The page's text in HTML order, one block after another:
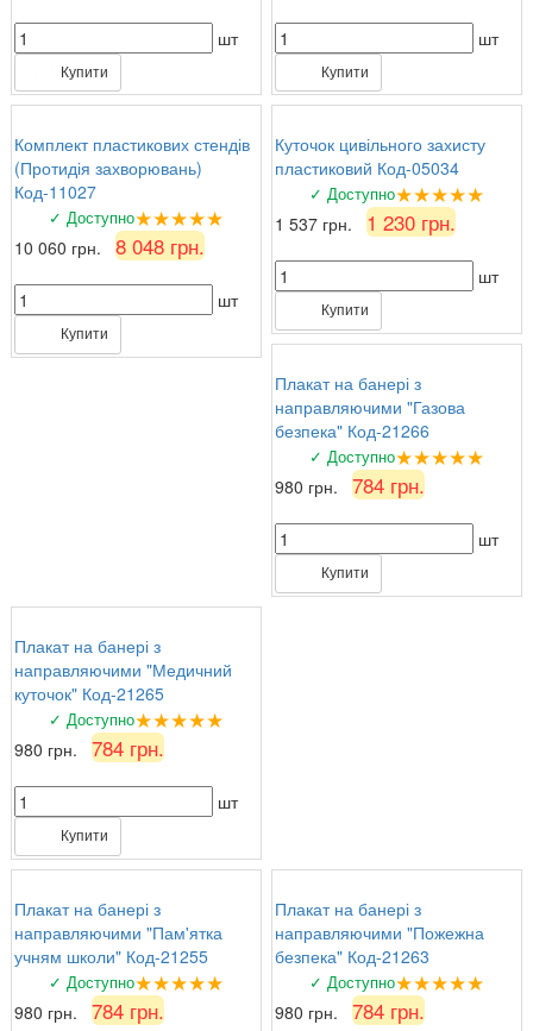
шт
Купити
шт
Купити
Комплект пластикових стендів
(Протидія захворювань)
Код-11027
✓ Доступно★★★★★
10 060 грн. 8 048 грн.
шт
Купити
Куточок цивільного захисту
пластиковий Код-05034
✓ Доступно★★★★★
1 537 грн. 1 230 грн.
шт
Купити
Плакат на банері з
направляючими "Газова
безпека" Код-21266
✓ Доступно★★★★★
980 грн. 784 грн.
шт
Купити
Плакат на банері з
направляючими "Медичний
куточок" Код-21265
✓ Доступно★★★★★
980 грн. 784 грн.
шт
Купити
Плакат на банері з
направляючими "Пам'ятка
учням школи" Код-21255
✓ Доступно★★★★★
980 грн. 784 грн.
Плакат на банері з
направляючими "Пожежна
безпека" Код-21263
✓ Доступно★★★★★
980 грн. 784 грн.